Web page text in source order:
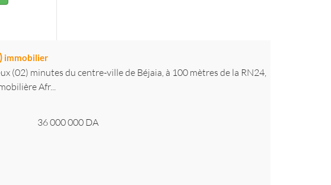
immobilier
(02) minutes du centre-ville de Béjaia, à 100 mètres de la RN24,
Afr...
36 000 000 DA